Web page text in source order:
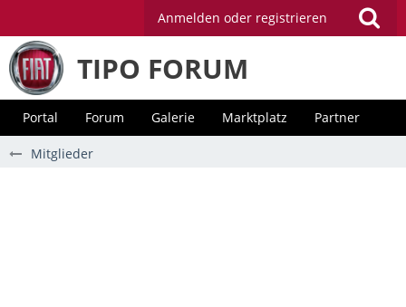
Anmelden oder registrieren
TIPO FORUM
Portal Forum Galerie Marktplatz Partner
Mitglieder